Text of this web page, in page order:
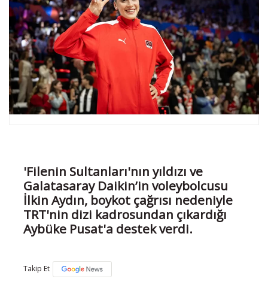
'Filenin Sultanları'nın yıldızı ve
Galatasaray Daikin’in voleybolcusu
İlkin Aydın, boykot çağrısı nedeniyle
TRT'nin dizi kadrosundan çıkardığı
Aybüke Pusat'a destek verdi.
Takip Et